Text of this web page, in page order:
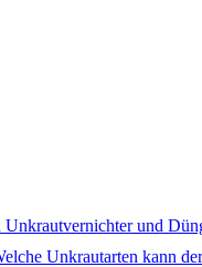
und
Unkrautarten kann